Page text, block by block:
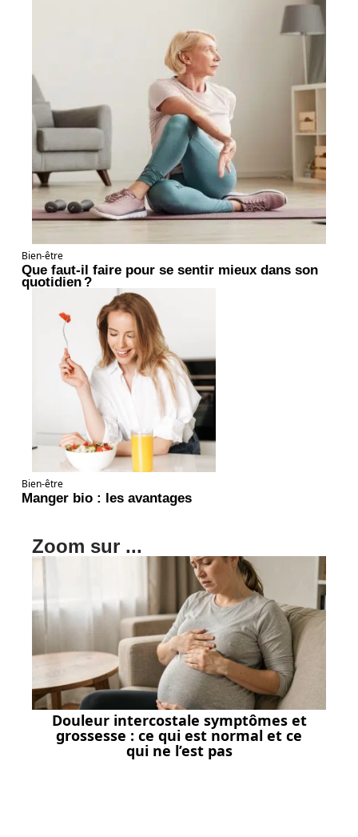
Bien-être
Que faut-il faire pour se sentir mieux dans son
quotidien ?
Bien-être
Manger bio : les avantages
Zoom sur ...
Douleur intercostale symptômes et
grossesse : ce qui est normal et ce
qui ne l’est pas